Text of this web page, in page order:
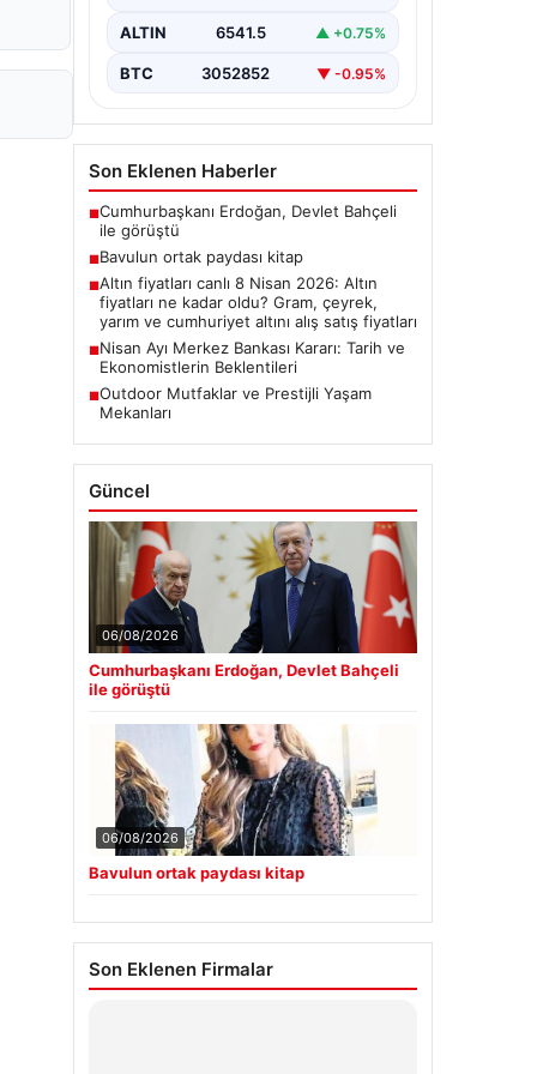
ALTIN 6541.5 ▲ +0.75%
BTC 3052852 ▼ -0.95%
Son Eklenen Haberler
■Cumhurbaşkanı Erdoğan, Devlet Bahçeli
ile görüştü
■Bavulun ortak paydası kitap
■Altın fiyatları canlı 8 Nisan 2026: Altın
fiyatları ne kadar oldu? Gram, çeyrek,
yarım ve cumhuriyet altını alış satış fiyatları
■Nisan Ayı Merkez Bankası Kararı: Tarih ve
Ekonomistlerin Beklentileri
■Outdoor Mutfaklar ve Prestijli Yaşam
Mekanları
Güncel
06/08/2026
Cumhurbaşkanı Erdoğan, Devlet Bahçeli
ile görüştü
06/08/2026
Bavulun ortak paydası kitap
Son Eklenen Firmalar